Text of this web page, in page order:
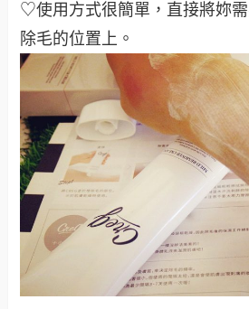
♡使用方式很簡單，直接將妳
除毛的位置上 。